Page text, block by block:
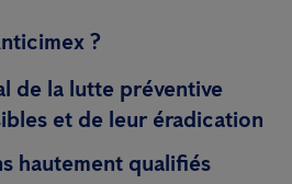
?
de la lutte préventive
et de leur éradication
hautement qualifiés